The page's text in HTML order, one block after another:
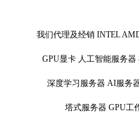
我们代理及经销 INTEL
GPU显卡 人工智能服务
深度学习服务器 AI服务
塔式服务器 GPU工